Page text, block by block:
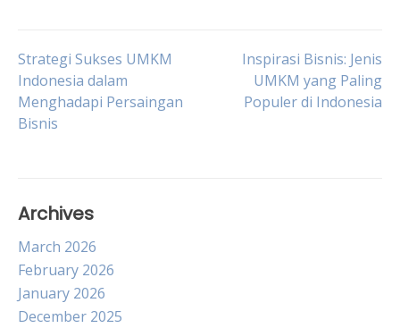
Post
navigation
Strategi Sukses UMKM
Indonesia dalam
Menghadapi Persaingan
Bisnis
Inspirasi Bisnis: Jenis
UMKM yang Paling
Populer di Indonesia
Archives
March 2026
February 2026
January 2026
December 2025